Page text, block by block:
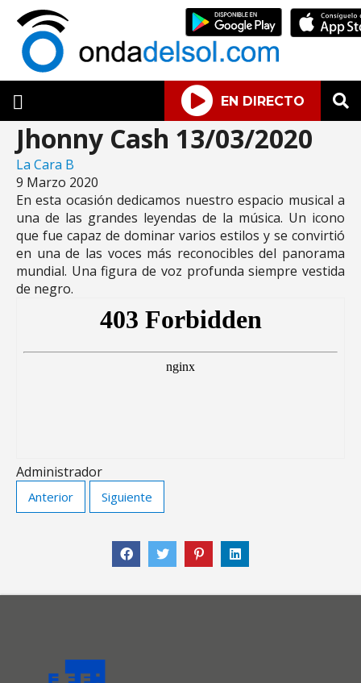
EN DIRECTO
Jhonny Cash 13/03/2020
La Cara B
9 Marzo 2020
En esta ocasión dedicamos nuestro espacio musical a
una de las grandes leyendas de la música. Un icono
que fue capaz de dominar varios estilos y se convirtió
en una de las voces más reconocibles del panorama
mundial. Una figura de voz profunda siempre vestida
de negro.
Administrador
Anterior Siguiente